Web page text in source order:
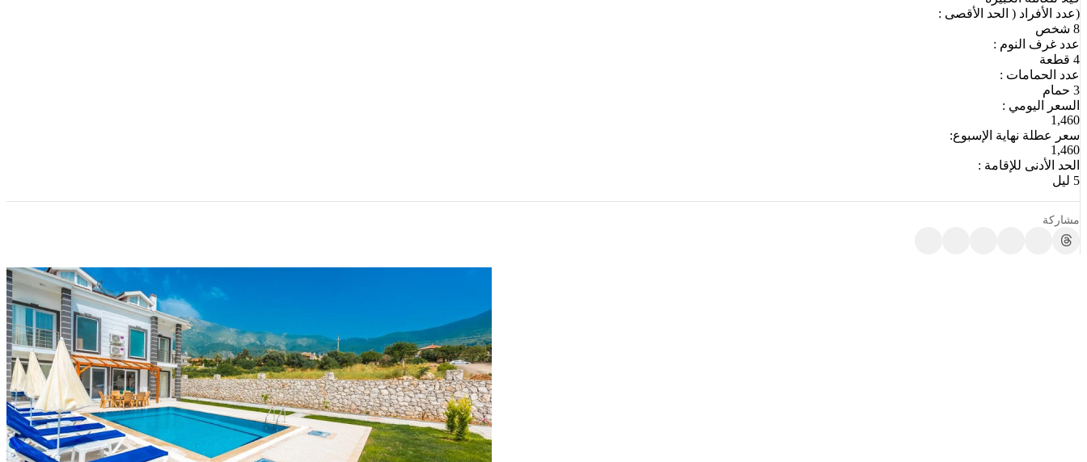
(عدد الأفراد ( الحد الأقصى :
8 شخص
عدد غرف النوم :
4 قطعة
عدد الحمامات :
3 حمام
السعر اليومي :
1,460
سعر عطلة نهاية الإسبوع:
1,460
الحد الأدنى للإقامة :
5 ليل
مشاركة